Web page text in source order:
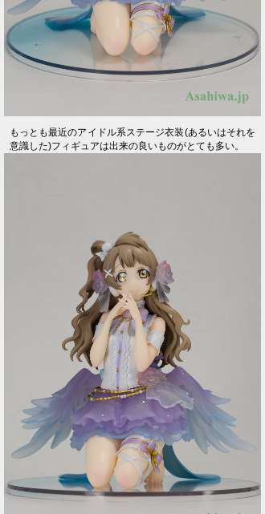
もっとも最近のアイドル系ステージ衣装(あるいはそれを
意識した)フィギュアは出来の良いものがとても多い。